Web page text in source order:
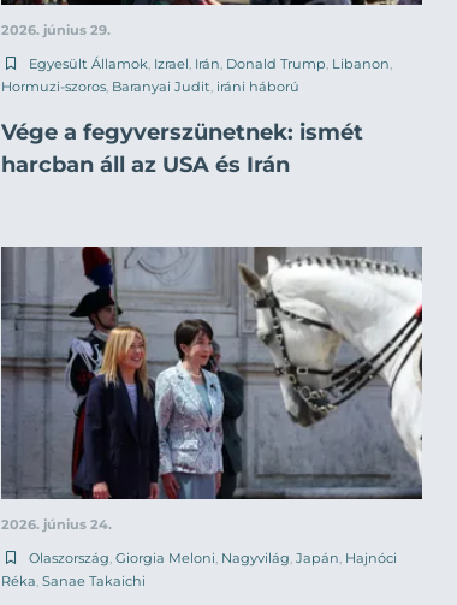
2026. június 29.
Egyesült Államok Izrael Irán Donald Trump Libanon
Hormuzi-szoros Baranyai Judit iráni háború
Vége a fegyverszünetnek: ismét
harcban áll az USA és Irán
2026. június 24.
Olaszország, Giorgia Meloni, Nagyvilág, Japán, Hajnóci
Réka, Sanae Takaichi